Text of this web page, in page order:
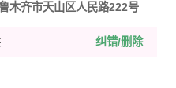
木齐市天山区人民路222号
纠错/删除